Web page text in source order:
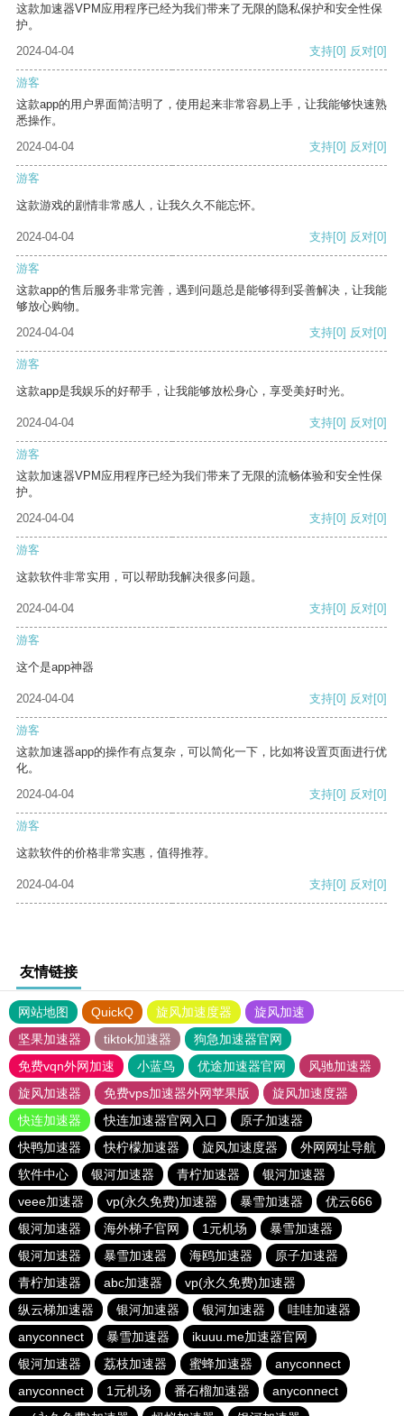
这款加速器VPM应用程序已经为我们带来了无限的隐私保护和安全性保
护。
2024-04-04
支持[0] 反对[0]
游客
这款app的用户界面简洁明了，使用起来非常容易上手，让我能够快速熟
悉操作。
2024-04-04
支持[0] 反对[0]
游客
这款游戏的剧情非常感人，让我久久不能忘怀。
2024-04-04 支持[0] 反对[0]
游客
这款app的售后服务非常完善，遇到问题总是能够得到妥善解决，让我能
够放心购物。
2024-04-04
支持[0] 反对[0]
游客
这款app是我娱乐的好帮手，让我能够放松身心，享受美好时光。
2024-04-04 支持[0] 反对[0]
游客
这款加速器VPM应用程序已经为我们带来了无限的流畅体验和安全性保
护。
2024-04-04
支持[0] 反对[0]
游客
这款软件非常实用，可以帮助我解决很多问题。
2024-04-04 支持[0] 反对[0]
游客
这个是app神器
2024-04-04 支持[0] 反对[0]
游客
这款加速器app的操作有点复杂，可以简化一下，比如将设置页面进行优
化。
2024-04-04
支持[0] 反对[0]
游客
这款软件的价格非常实惠，值得推荐。
2024-04-04 支持[0] 反对[0]
友情链接
网站地图 QuickQ 旋风加速度器
旋风加速
坚果加速器
tiktok加速器
狗急加速器官网
免费vqn外网加速
小蓝鸟 优途加速器官网
风驰加速器
旋风加速器
免费vps加速器外网苹果版
旋风加速度器
快连加速器
快连加速器官网入口
原子加速器
快鸭加速器
快柠檬加速器 旋风加速度器
外网网址导航
软件中心
银河加速器 青柠加速器
银河加速器
veee加速器
vp(永久免费)加速器 暴雪加速器
优云666
银河加速器
海外梯子官网 1元机场
暴雪加速器
银河加速器
暴雪加速器 海鸥加速器
原子加速器
青柠加速器
abc加速器
vp(永久免费)加速器
纵云梯加速器
银河加速器 银河加速器
哇哇加速器
anyconnect
暴雪加速器
ikuuu.me加速器官网
银河加速器
荔枝加速器 蜜蜂加速器
anyconnect
anyconnect
1元机场 番石榴加速器
anyconnect